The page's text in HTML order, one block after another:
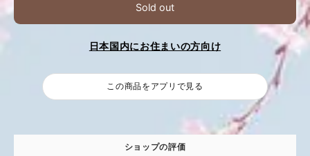
Sold out
日本国内にお住まいの方向け
この商品をアプリで見る
ショップの評価